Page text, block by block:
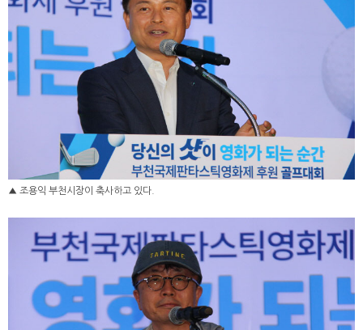
▲ 조용익 부천시장이 축사하고 있다.